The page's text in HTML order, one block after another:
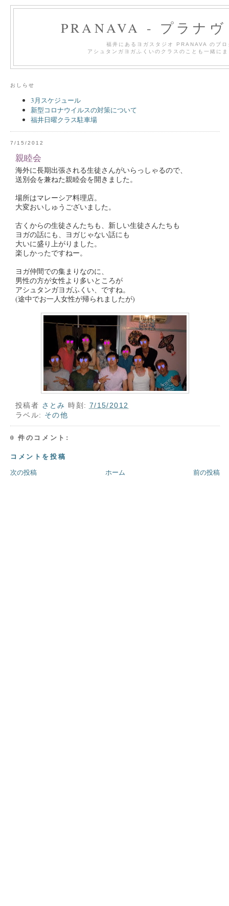
PRANAVA - プラナ
福井にあるヨガスタジオ PRANAVA のブロ
アシュタンガヨガふくいのクラスのことも一緒に
おしらせ
3月スケジュール
新型コロナウイルスの対策について
福井日曜クラス駐車場
7/15/2012
親睦会
海外に長期出張される生徒さんがいらっしゃるので、
送別会を兼ねた親睦会を開きました。
場所はマレーシア料理店。
大変おいしゅうございました。
古くからの生徒さんたちも、新しい生徒さんたちも
ヨガの話にも、ヨガじゃない話にも
大いに盛り上がりました。
楽しかったですねー。
ヨガ仲間での集まりなのに、
男性の方が女性より多いところが
アシュタンガヨガふくい、ですね。
(途中でお一人女性が帰られましたが)
投稿者 さとみ 時刻: 7/15/2012
ラベル: その他
0 件のコメント:
コメントを投稿
次の投稿 前の投稿
ホーム